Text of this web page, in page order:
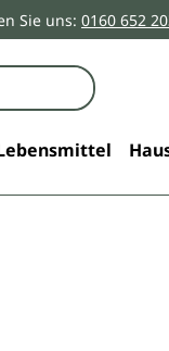
Sie uns: 0160 652